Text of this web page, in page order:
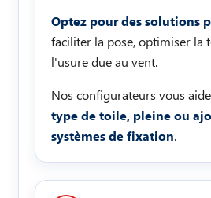
Optez pour des solutions
faciliter la pose, optimiser la
l'usure due au vent.
Nos configurateurs vous
type de toile, pleine ou
systèmes de fixation.